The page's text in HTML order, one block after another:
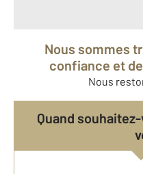
Nous sommes très heureux de votre
confiance et
Nous
Quand souhaitez-vous prendre rendez-